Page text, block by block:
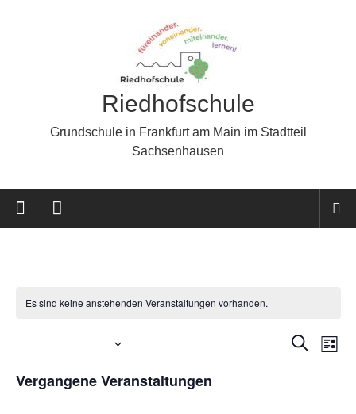
Riedhofschule
Grundschule in Frankfurt am Main im Stadtteil
Sachsenhausen
Es sind keine anstehenden Veranstaltungen vorhanden.
Suche
Liste
wählen.
Vergangene Veranstaltungen